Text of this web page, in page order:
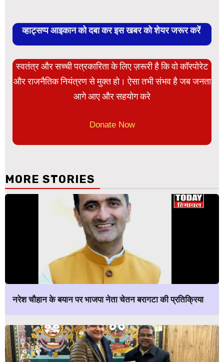
व्हाट्सप्प आइकान को दबा कर इस खबर को शेयर जरूर करें
स्वतंत्र और सच्ची पत्रकारिता के लिए ज़रूरी है कि वो कॉरपोरेट
और राजनैतिक नियंत्रण से मुक्त हो। ऐसा तभी संभव है जब जनता
आगे आए और सहयोग करे
Donate Now
MORE STORIES
नरेश चौहान के बयान पर भाजपा नेता चेतन बरागटा की प्रतिक्रिया